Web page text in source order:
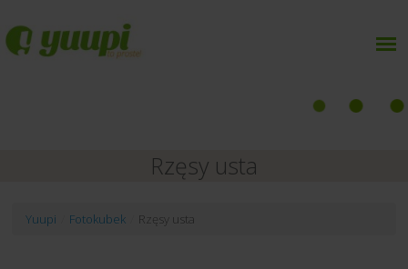
Rzęsy usta
Yuupi Fotokubek Rzęsy usta